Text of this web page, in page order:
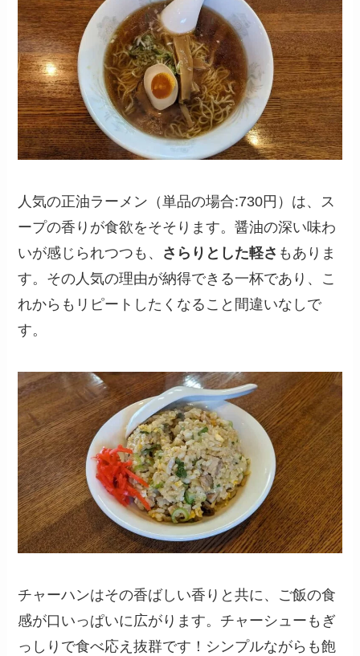
人気の正油ラーメン（単品の場合:730円）は、ス
ープの香りが食欲をそそります。醤油の深い味わ
いが感じられつつも、 さらりとした軽さ もありま
す。その人気の理由が納得できる一杯であり、こ
れからもリピートしたくなること間違いなしで
す。
チャーハンはその香ばしい香りと共に、ご飯の食
感が口いっぱいに広がります。チャーシューもぎ
っしりで食べ応え抜群です！シンプルながらも飽